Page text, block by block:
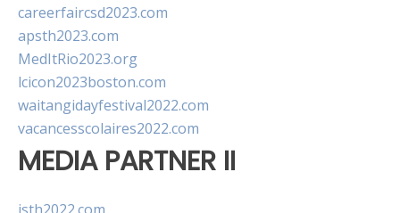
careerfaircsd2023.com
apsth2023.com
MedItRio2023.org
lcicon2023boston.com
waitangidayfestival2022.com
vacancesscolaires2022.com
MEDIA PARTNER II